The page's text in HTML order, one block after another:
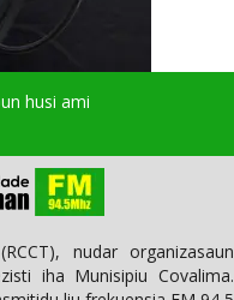
husi ami
nudar organizasaun
iha Munisipiu Covalima.